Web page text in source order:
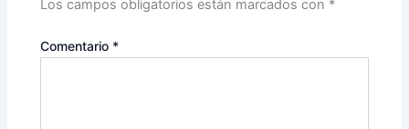
Los campos obligatorios están marcados con *
Comentario *